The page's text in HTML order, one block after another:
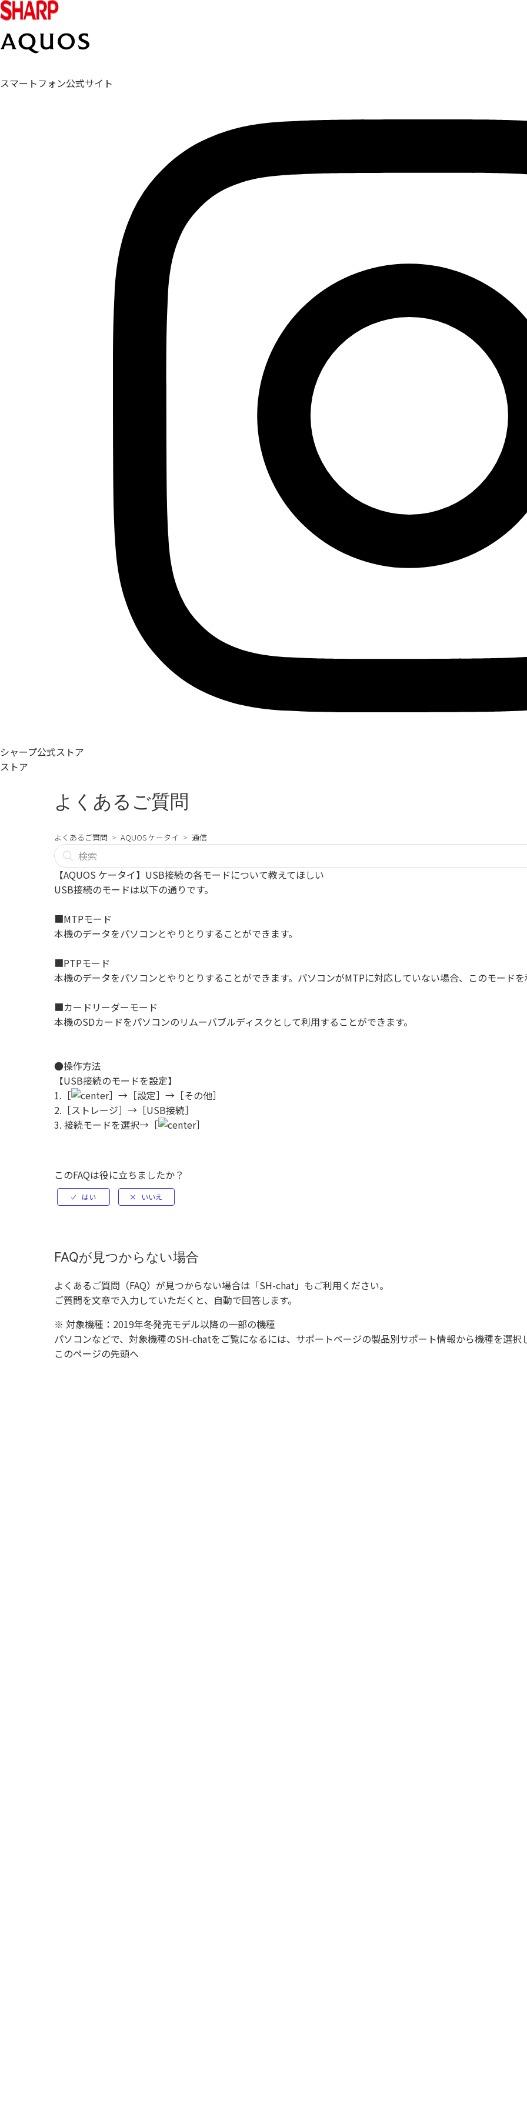
スマートフォン公式サイト
シャープ公式ストア
ストア
よくあるご質問
よくあるご質問 AQUOS ケータイ 通信
【AQUOS ケータイ】USB接続の各モードについて教えてほしい
USB接続のモードは以下の通りです。
■MTPモード
本機のデータをパソコンとやりとりすることができます。
■PTPモード
本機のデータをパソコンとやりとりすることができます。パソコンがMTPに対応していない場合、このモードを
■カードリーダーモード
本機のSDカードをパソコンのリムーバブルディスクとして利用することができます。
●操作方法
【USB接続のモードを設定】
1.［
］→［設定］→［その他］
2.［ストレージ］→［USB接続］
3. 接続モードを選択→［
］
このFAQは役に立ちましたか？
FAQが見つからない場合
よくあるご質問（FAQ）が見つからない場合は「SH-chat」もご利用ください。
ご質問を文章で入力していただくと、自動で回答します。
※ 対象機種：2019年冬発売モデル以降の一部の機種
パソコンなどで、対象機種のSH-chatをご覧になるには、サポートページの製品別サポート情報から機種を選択
このページの先頭へ